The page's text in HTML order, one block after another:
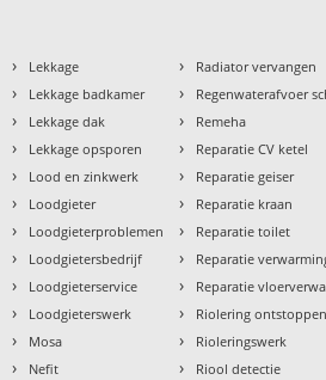
› Lekkage
› Lekkage badkamer
› Lekkage dak
› Lekkage opsporen
› Lood en zinkwerk
› Loodgieter
› Loodgieterproblemen
› Loodgietersbedrijf
› Loodgieterservice
› Loodgieterswerk
› Mosa
› Nefit
› Radiator vervangen
› Regenwaterafvoer
› Remeha
› Reparatie CV ketel
› Reparatie geiser
› Reparatie kraan
› Reparatie toilet
› Reparatie
› Reparatie
› Riolering ontstoppen
› Rioleringswerk
› Riool detectie